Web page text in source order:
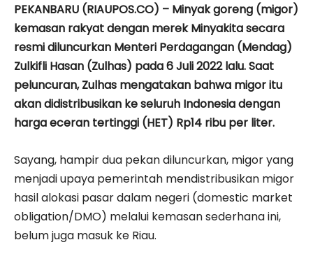
PEKANBARU (RIAUPOS.CO) – Minyak goreng (migor)
kemasan rakyat dengan merek Minyakita secara
resmi diluncurkan Menteri Perdagangan (Mendag)
Zulkifli Hasan (Zulhas) pada 6 Juli 2022 lalu. Saat
peluncuran, Zulhas mengatakan bahwa migor itu
akan didistribusikan ke seluruh Indonesia dengan
harga eceran tertinggi (HET) Rp14 ribu per liter.
Sayang, hampir dua pekan diluncurkan, migor yang
menjadi upaya pemerintah mendistribusikan migor
hasil alokasi pasar dalam negeri (domestic market
obligation/DMO) melalui kemasan sederhana ini,
belum juga masuk ke Riau.